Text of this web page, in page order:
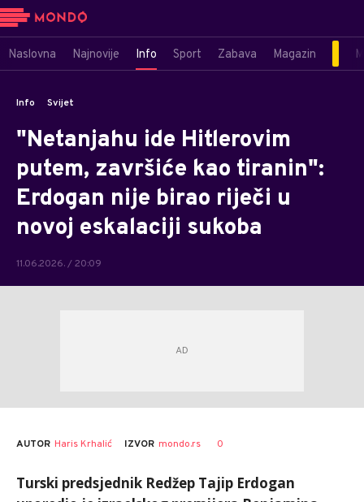
Naslovna Najnovije Info Sport Zabava Magazin
Info Svijet
"Netanjahu ide Hitlerovim
putem, završiće kao tiranin":
Erdogan nije birao riječi u
novoj eskalaciji sukoba
11.06.2026. / 20:09
AUTOR Haris Krhalić IZVOR mondo.rs 0
Turski predsjednik Redžep Tajip Erdogan